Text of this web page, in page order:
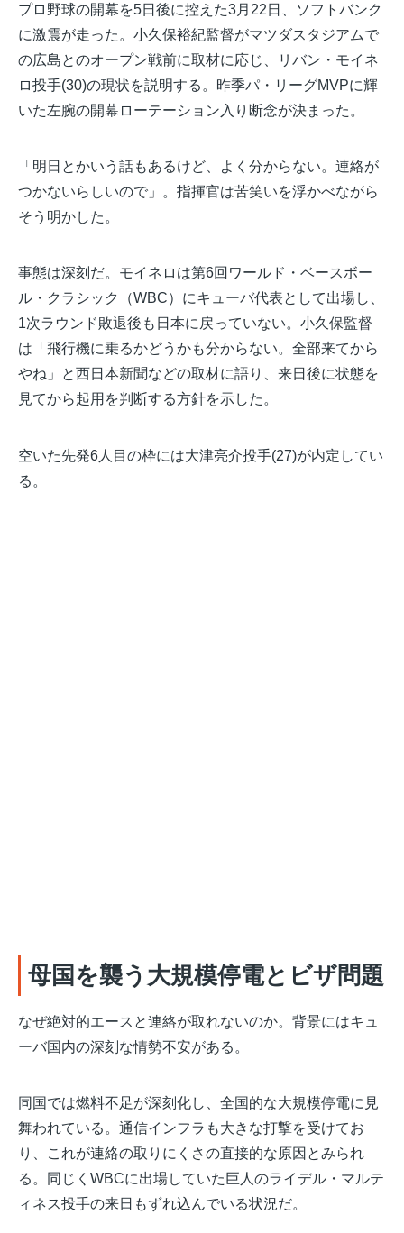
プロ野球の開幕を5日後に控えた3月22日、ソフトバンク
に激震が走った。小久保裕紀監督がマツダスタジアムで
の広島とのオープン戦前に取材に応じ、リバン・モイネ
ロ投手(30)の現状を説明する。昨季パ・リーグMVPに輝
いた左腕の開幕ローテーション入り断念が決まった。
「明日とかいう話もあるけど、よく分からない。連絡が
つかないらしいので」。指揮官は苦笑いを浮かべながら
そう明かした。
事態は深刻だ。モイネロは第6回ワールド・ベースボー
ル・クラシック（WBC）にキューバ代表として出場し、
1次ラウンド敗退後も日本に戻っていない。小久保監督
は「飛行機に乗るかどうかも分からない。全部来てから
やね」と西日本新聞などの取材に語り、来日後に状態を
見てから起用を判断する方針を示した。
空いた先発6人目の枠には大津亮介投手(27)が内定してい
る。
母国を襲う大規模停電とビザ問題
なぜ絶対的エースと連絡が取れないのか。背景にはキュ
ーバ国内の深刻な情勢不安がある。
同国では燃料不足が深刻化し、全国的な大規模停電に見
舞われている。通信インフラも大きな打撃を受けてお
り、これが連絡の取りにくさの直接的な原因とみられ
る。同じくWBCに出場していた巨人のライデル・マルテ
ィネス投手の来日もずれ込んでいる状況だ。